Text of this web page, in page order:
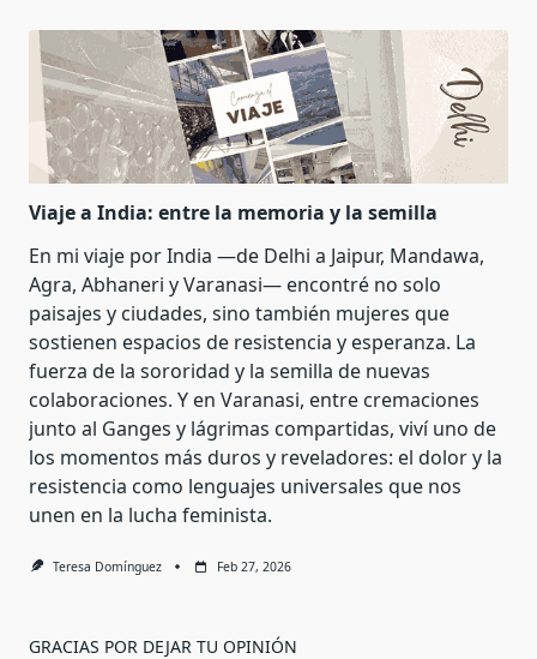
Viaje a India: entre la memoria y la semilla
En mi viaje por India —de Delhi a Jaipur, Mandawa,
Agra, Abhaneri y Varanasi— encontré no solo
paisajes y ciudades, sino también mujeres que
sostienen espacios de resistencia y esperanza. La
fuerza de la sororidad y la semilla de nuevas
colaboraciones. Y en Varanasi, entre cremaciones
junto al Ganges y lágrimas compartidas, viví uno de
los momentos más duros y reveladores: el dolor y la
resistencia como lenguajes universales que nos
unen en la lucha feminista.
Teresa Domínguez Feb 27, 2026
GRACIAS POR DEJAR TU OPINIÓN